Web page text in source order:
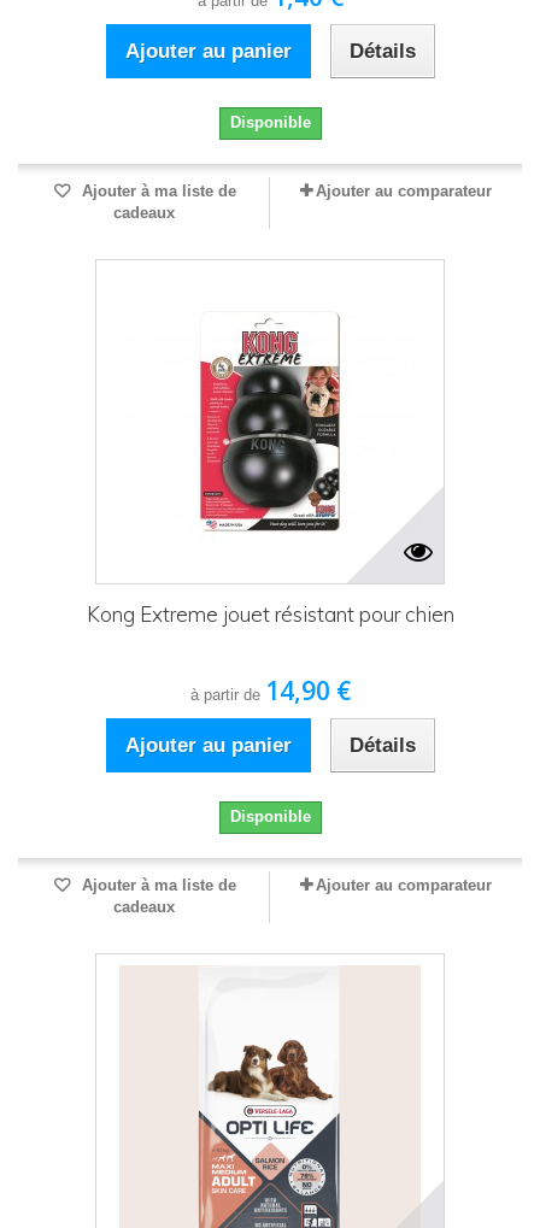
Ajouter au panier Détails
Disponible
Ajouter à ma liste de
cadeaux
Ajouter au comparateur
Kong Extreme jouet résistant pour chien
à partir de 14,90 €
Ajouter au panier Détails
Disponible
Ajouter à ma liste de
cadeaux
Ajouter au comparateur